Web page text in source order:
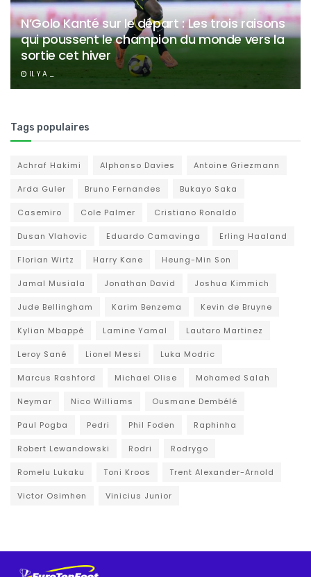
N’Golo Kanté sur le départ : Les trois raisons
qui poussent le champion du monde vers la
sortie cet hiver
IL Y A _
Tags populaires
Achraf Hakimi Alphonso Davies Antoine Griezmann
Arda Guler Bruno Fernandes Bukayo Saka
Casemiro Cole Palmer Cristiano Ronaldo
Dusan Vlahovic Eduardo Camavinga Erling Haaland
Florian Wirtz Harry Kane Heung-Min Son
Jamal Musiala Jonathan David Joshua Kimmich
Jude Bellingham Karim Benzema Kevin de Bruyne
Kylian Mbappé Lamine Yamal Lautaro Martinez
Leroy Sané Lionel Messi Luka Modric
Marcus Rashford Michael Olise Mohamed Salah
Neymar Nico Williams Ousmane Dembélé
Paul Pogba Pedri Phil Foden Raphinha
Robert Lewandowski Rodri Rodrygo
Romelu Lukaku Toni Kroos Trent Alexander-Arnold
Victor Osimhen Vinicius Junior